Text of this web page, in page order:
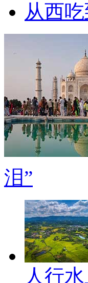
从西
泪”
人行